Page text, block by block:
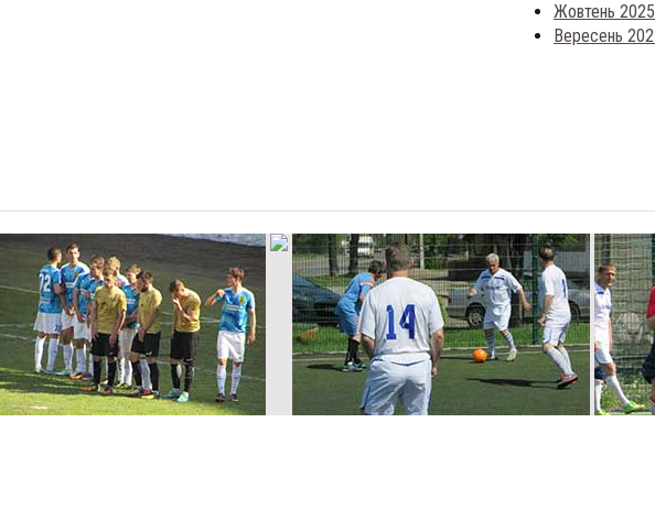
Жовтень 2025
Вересень